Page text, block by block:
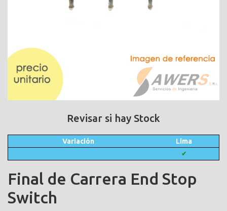
Revisar si hay Stock
Variación Lima
✔
Final de Carrera End Stop
Switch